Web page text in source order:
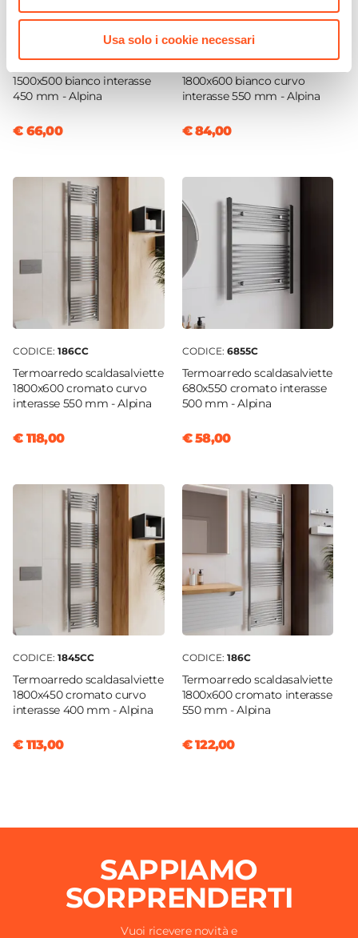
Usa solo i cookie necessari
1500x500 bianco interasse
450 mm - Alpina
€ 66,00
CODICE:186BC
1800x600 bianco curvo
interasse 550 mm - Alpina
€ 84,00
CODICE: 186CC
Termoarredo scaldasalviette
1800x600 cromato curvo
interasse 550 mm - Alpina
€ 118,00
CODICE: 6855C
Termoarredo scaldasalviette
680x550 cromato interasse
500 mm - Alpina
€ 58,00
CODICE: 1845CC
Termoarredo scaldasalviette
1800x450 cromato curvo
interasse 400 mm - Alpina
€ 113,00
CODICE: 186C
Termoarredo scaldasalviette
1800x600 cromato interasse
550 mm - Alpina
€ 122,00
SAPPIAMO
SORPRENDERTI
Vuoi ricevere novità e